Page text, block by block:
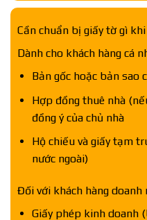
Cần chuẩn bị giấy tờ gì
Dành cho khách hàng cá
Bản gốc hoặc bản sao
Hợp đồng thuê nhà
đồng ý của chủ nhà
Hộ chiếu và giấy tạm
nước ngoài)
Đối với khách hàng doanh
Giấy phép kinh doanh